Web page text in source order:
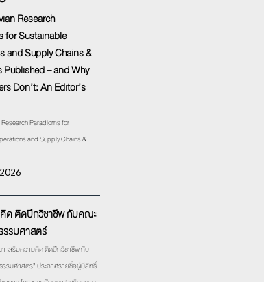
Research
for Sustainable
and Supply Chains &
Published – and Why
Don’t: An Editor’s
Paradigms for
and Supply Chains &
ด ติดปีกวิชาชีพ กับคณะ
รมศาสตร์
า เสริมความคิด ติดปีกวิชาชีพ กับ
รมศาสตร์” ประกาศรายชื่อผู้มีสิทธิ์